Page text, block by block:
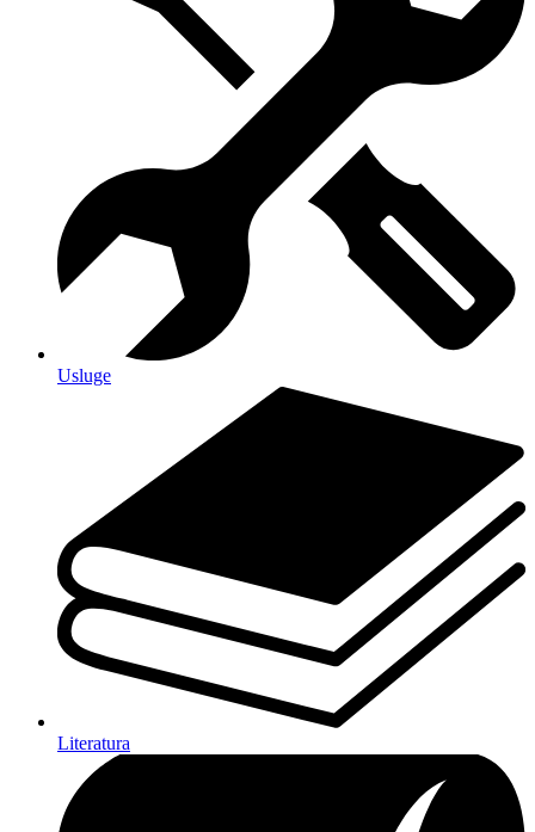
Usluge
Literatura